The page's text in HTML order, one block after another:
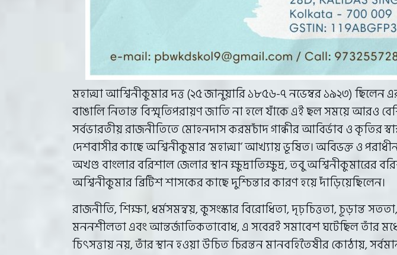
মহাত্মা আশ্বিনীকুমার দত্ত (২৫ জানুয়ারি ১৮৫৬-৭ নভেম্বর ১৯২৩)
বাঙালি নিতান্ত বিস্মৃতিপরায়ণ জাতি না হলে যাঁকে এই ছল সময়ে আরও
সর্বভারতীয় রাজনীতিতে মোহনদাস করমচাঁদ গান্ধীর আবির্ভাব ও কৃতির
দেশবাসীর কাছে অশ্বিনীকুমার ‘মহাত্মা’ আখ্যায় ভূষিত। অবিভক্ত ও
অখণ্ড বাংলার বরিশাল জেলার স্থান ক্ষুদ্রাতিক্ষুদ্র, তবু অশ্বিনীকুমারের
অশ্বিনীকুমার ব্রিটিশ শাসকের কাছে দুশ্চিন্তার কারণ হয়ে দাঁড়িয়েছিলেন।
রাজনীতি, শিক্ষা, ধর্মসমন্বয়, কুসংস্কার বিরোধিতা, দৃঢ়চিত্ততা, চূড়ান্ত
মননশীলতা এবং আন্তর্জাতিকতাবোধ, এ সবেরই সমাবেশ ঘটেছিল তাঁর
চিৎসত্তায় নয়, তাঁর স্থান হওয়া উচিত চিরন্তন মানবহিতৈষীর কোঠায়,